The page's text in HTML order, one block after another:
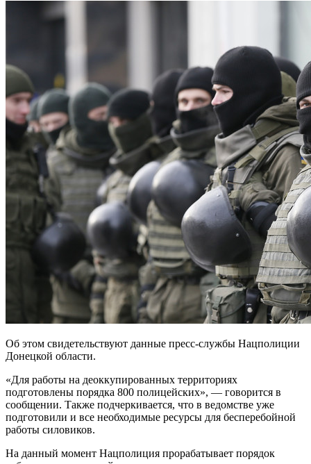
Об этом свидетельствуют данные пресс-службы Нацполиции
Донецкой области.
«Для работы на деоккупированных территориях
подготовлены порядка 800 полицейских», — говорится в
сообщении. Также подчеркивается, что в ведомстве уже
подготовили и все необходимые ресурсы для бесперебойной
работы силовиков.
На данный момент Нацполиция прорабатывает порядок